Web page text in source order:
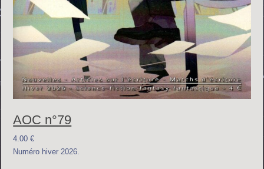
AOC n°79
4.00€
Numéro hiver 2026.